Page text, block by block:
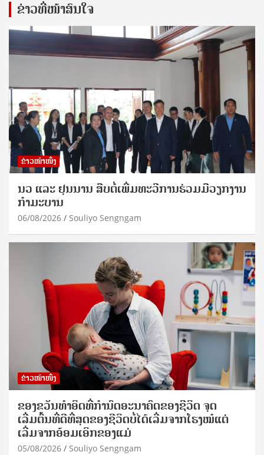
ຂ່າວທີ່ໜ້າສົນໃຈ
ຂ່າວໜ້າໜຶ່ງ
ນວ ແລະ ຢຸນນານ ສືບຕໍ່ເພີ່ມທະວີການຮ່ວມມືວຽກງານ
ກຳມະບານ
06/08/2026 Souliyo Sengngam
ຂ່າວໜ້າໜຶ່ງ
ຂອງຂວັນທໍາອິດທີ່ກໍານົດອະນາຄົດຂອງຊີວິດ ຈຸດ
ເລີ່ມຕົ້ນທີ່ດີທີ່ສຸດຂອງຊີວິດບໍ່ໄດ້ເລີ່ມຈາກໂຮງໝໍແຕ່
ເລີ່ມຈາກອ້ອມເອິກຂອງແມ່
05/08/2026 Souliyo Sengngam